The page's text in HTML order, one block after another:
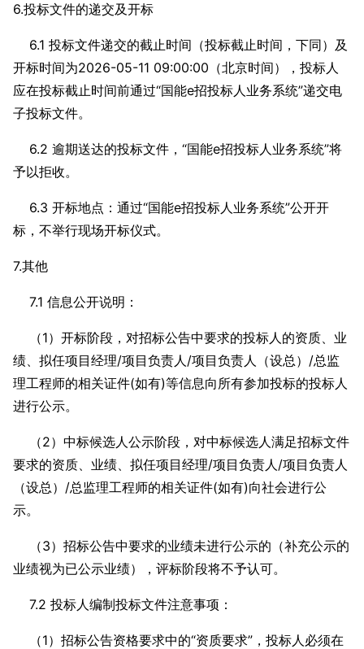
6.投标文件的递交及开标
6.1 投标文件递交的截止时间（投标截止时间，下同）及
开标时间为2026-05-11 09:00:00（北京时间），投标人
应在投标截止时间前通过“国能e招投标人业务系统”递交电
子投标文件。
6.2 逾期送达的投标文件，“国能e招投标人业务系统”将
予以拒收。
6.3 开标地点：通过“国能e招投标人业务系统”公开开
标，不举行现场开标仪式。
7.其他
7.1 信息公开说明：
（1）开标阶段，对招标公告中要求的投标人的资质、业
绩、拟任项目经理/项目负责人/项目负责人（设总）/总监
理工程师的相关证件(如有)等信息向所有参加投标的投标人
进行公示。
（2）中标候选人公示阶段，对中标候选人满足招标文件
要求的资质、业绩、拟任项目经理/项目负责人/项目负责人
（设总）/总监理工程师的相关证件(如有)向社会进行公
示。
（3）招标公告中要求的业绩未进行公示的（补充公示的
业绩视为已公示业绩），评标阶段将不予认可。
7.2 投标人编制投标文件注意事项：
（1）招标公告资格要求中的“资质要求”，投标人必须在